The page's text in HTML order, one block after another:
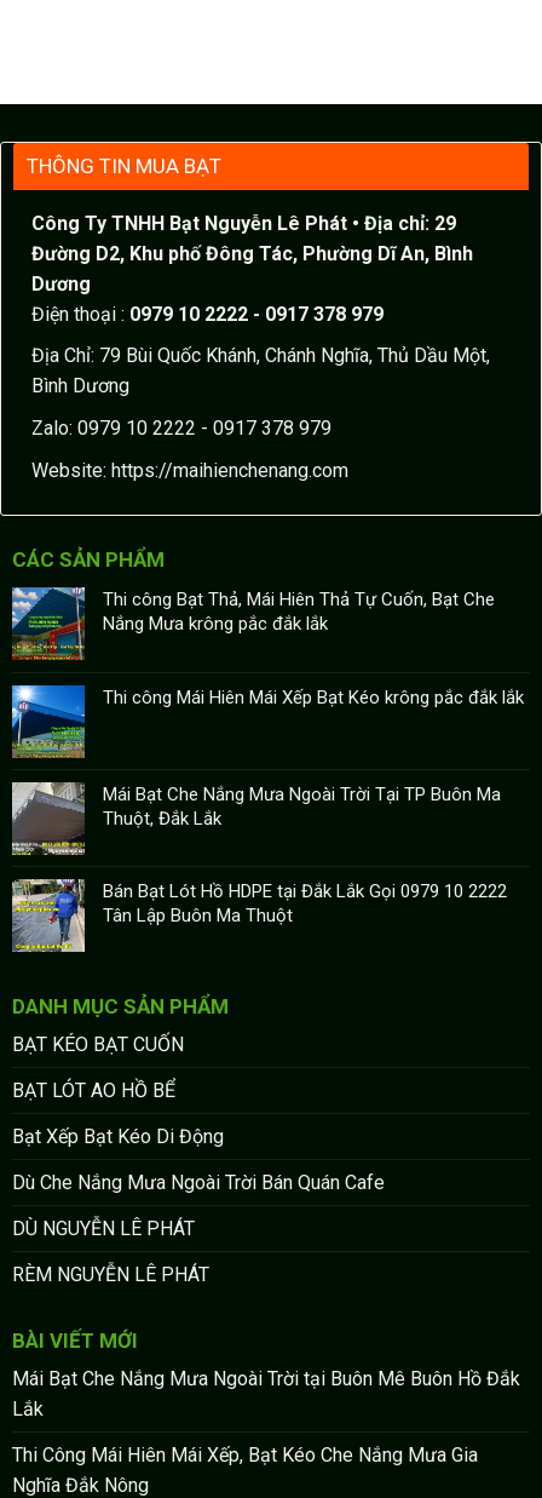
THÔNG TIN MUA BẠT
Công Ty TNHH Bạt Nguyễn Lê Phát • Địa chỉ: 29
Đường D2, Khu phố Đông Tác, Phường Dĩ An, Bình
Dương
Điện thoại : 0979 10 2222 - 0917 378 979
Địa Chỉ: 79 Bùi Quốc Khánh, Chánh Nghĩa, Thủ Dầu Một,
Bình Dương
Zalo: 0979 10 2222 - 0917 378 979
Website: https://maihienchenang.com
CÁC SẢN PHẨM
Thi công Bạt Thả, Mái Hiên Thả Tự Cuốn, Bạt Che
Nắng Mưa krông pắc đắk lắk
Thi công Mái Hiên Mái Xếp Bạt Kéo krông pắc đắk lắk
Mái Bạt Che Nắng Mưa Ngoài Trời Tại TP Buôn Ma
Thuột, Đắk Lắk
Bán Bạt Lót Hồ HDPE tại Đắk Lắk Gọi 0979 10 2222
Tân Lập Buôn Ma Thuột
DANH MỤC SẢN PHẨM
BẠT KÉO BẠT CUỐN
BẠT LÓT AO HỒ BỂ
Bạt Xếp Bạt Kéo Di Động
Dù Che Nắng Mưa Ngoài Trời Bán Quán Cafe
DÙ NGUYỄN LÊ PHÁT
RÈM NGUYỄN LÊ PHÁT
BÀI VIẾT MỚI
Mái Bạt Che Nắng Mưa Ngoài Trời tại Buôn Mê Buôn Hồ Đắk
Lắk
Thi Công Mái Hiên Mái Xếp, Bạt Kéo Che Nắng Mưa Gia
Nghĩa Đắk Nông